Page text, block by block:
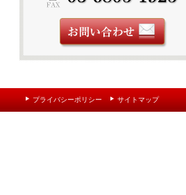
プライバシーポリシー サイトマップ